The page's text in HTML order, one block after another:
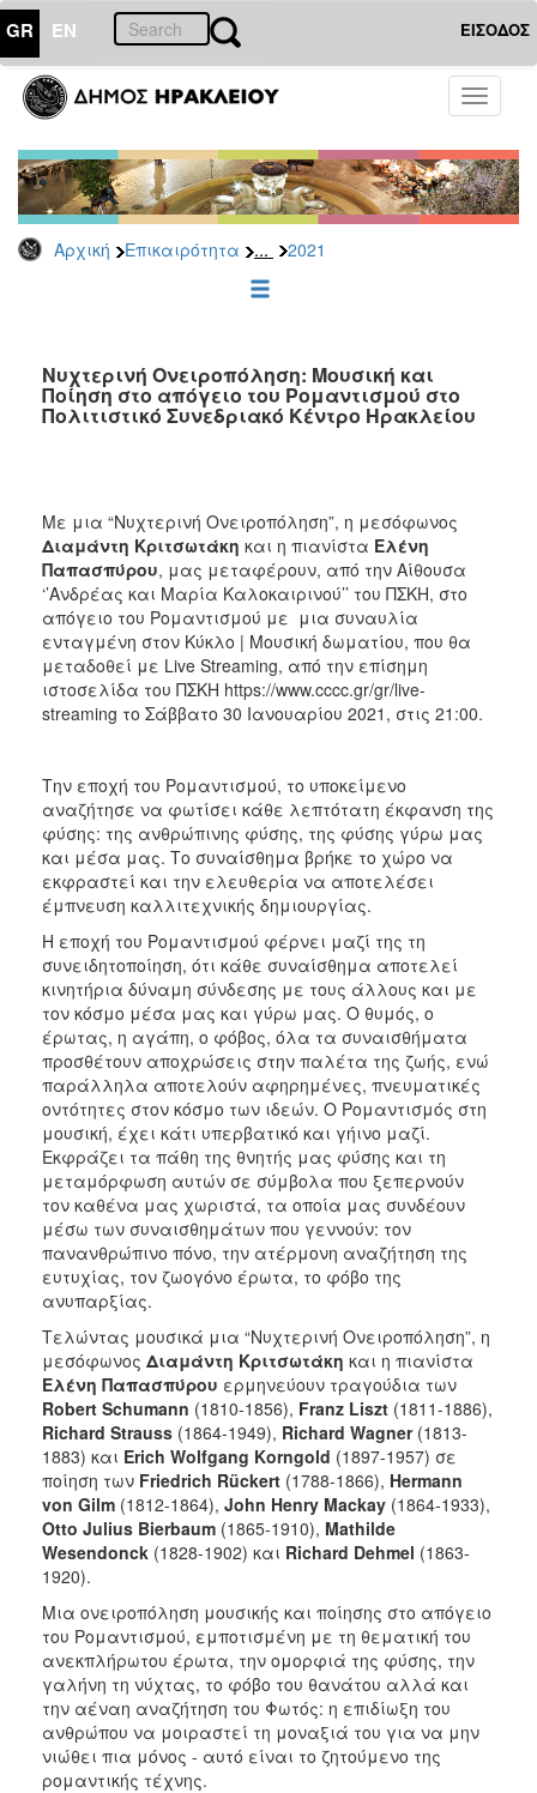
GR EN ΕΙΣΟΔΟΣ
Toggle
Αρχική Επικαιρότητα ... 2021
ΕΠΙΚΑΙΡΟΤΗΤΑ
Τύπου
Αρχείο
2026
2025
2022
2021
2018
2017
2016
2015
2013
2012
2011
2006
ΔΗΜΟΤΗΣ
ΕΠΙΣΚΕΠΤΗΣ
ΗΡΑΚΛΕΙΟ
Νυχτερινή Ονειροπόληση: Μουσική και
Ποίηση στο απόγειο του Ρομαντισμού στο
Πολιτιστικό Συνεδριακό Κέντρο Ηρακλείου
Με μια “Νυχτερινή Ονειροπόληση”, η μεσόφωνος
Διαμάντη Κριτσωτάκη και η πιανίστα Ελένη
Παπασπύρου, μας μεταφέρουν, από την Αίθουσα
‘’Ανδρέας και Μαρία Καλοκαιρινού’’ του ΠΣΚΗ, στο
απόγειο του Ρομαντισμού με μια συναυλία
ενταγμένη στον Κύκλο | Μουσική δωματίου, που θα
μεταδοθεί με Live Streaming, από την επίσημη
ιστοσελίδα του ΠΣΚΗ https://www.cccc.gr/gr/live-
streaming το Σάββατο 30 Ιανουαρίου 2021, στις 21:00.
Την εποχή του Ρομαντισμού, το υποκείμενο
αναζήτησε να φωτίσει κάθε λεπτότατη έκφανση της
φύσης: της ανθρώπινης φύσης, της φύσης γύρω μας
και μέσα μας. Το συναίσθημα βρήκε το χώρο να
εκφραστεί και την ελευθερία να αποτελέσει
έμπνευση καλλιτεχνικής δημιουργίας.
Η εποχή του Ρομαντισμού φέρνει μαζί της τη
συνειδητοποίηση, ότι κάθε συναίσθημα αποτελεί
κινητήρια δύναμη σύνδεσης με τους άλλους και με
τον κόσμο μέσα μας και γύρω μας. Ο θυμός, ο
έρωτας, η αγάπη, ο φόβος, όλα τα συναισθήματα
προσθέτουν αποχρώσεις στην παλέτα της ζωής, ενώ
παράλληλα αποτελούν αφηρημένες, πνευματικές
οντότητες στον κόσμο των ιδεών. Ο Ρομαντισμός στη
μουσική, έχει κάτι υπερβατικό και γήινο μαζί.
Eκφράζει τα πάθη της θνητής μας φύσης και τη
μεταμόρφωση αυτών σε σύμβολα που ξεπερνούν
τον καθένα μας χωριστά, τα οποία μας συνδέουν
μέσω των συναισθημάτων που γεννούν: τον
πανανθρώπινο πόνο, την ατέρμονη αναζήτηση της
ευτυχίας, τον ζωογόνο έρωτα, το φόβο της
ανυπαρξίας.
Τελώντας μουσικά μια “Νυχτερινή Ονειροπόληση”, η
μεσόφωνος Διαμάντη Κριτσωτάκη και η πιανίστα
Ελένη Παπασπύρου ερμηνεύουν τραγούδια των
Robert Schumann (1810-1856), Franz Liszt (1811-1886),
Richard Strauss (1864-1949), Richard Wagner(1813-
1883) και Erich Wolfgang Korngold (1897-1957) σε
ποίηση των Friedrich Rückert (1788-1866), Hermann
von Gilm (1812-1864), John Henry Mackay (1864-1933),
Otto Julius Bierbaum (1865-1910), Mathilde
Wesendonck (1828-1902) και Richard Dehmel (1863-
1920).
Μια ονειροπόληση μουσικής και ποίησης στο απόγειο
του Ρομαντισμού, εμποτισμένη με τη θεματική του
ανεκπλήρωτου έρωτα, την ομορφιά της φύσης, την
γαλήνη τη νύχτας, το φόβο του θανάτου αλλά και
την αέναη αναζήτηση του Φωτός: η επιδίωξη του
ανθρώπου να μοιραστεί τη μοναξιά του για να μην
νιώθει πια μόνος - αυτό είναι το ζητούμενο της
ρομαντικής τέχνης.